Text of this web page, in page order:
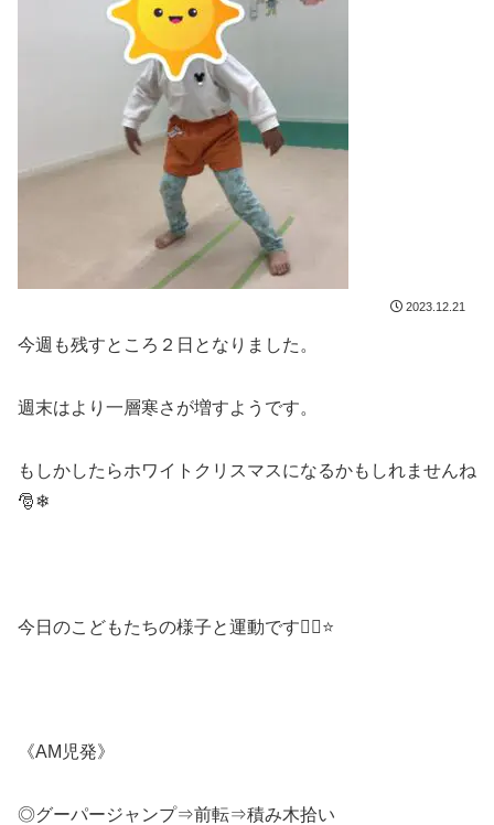
2023.12.21
今週も残すところ２日となりました。
週末はより一層寒さが増すようです。
もしかしたらホワイトクリスマスになるかもしれませんね
🎅❄
今日のこどもたちの様子と運動です🏃‍♂️⭐
《AM児発》
◎グーパージャンプ⇒前転⇒積み木拾い